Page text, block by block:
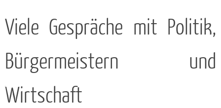
Viele Gespräche mit Politik,
Bürgermeistern und
Wirtschaft